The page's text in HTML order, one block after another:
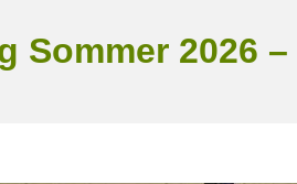
Sommer 2026